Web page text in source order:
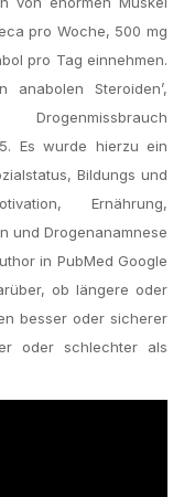
pro Woche, 500 mg
pro Tag einnehmen.
anabolen Steroiden’,
Es wurde hierzu ein
Bildungs und
Ernährung,
und Drogenanamnese
in PubMed Google
ob längere oder
besser oder sicherer
oder schlechter als